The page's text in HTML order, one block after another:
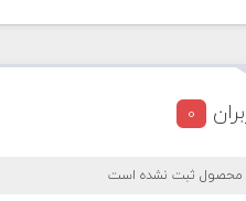
0
محصول ثبت نشده است